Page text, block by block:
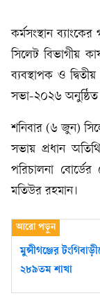
কর্মসংস্থান
সিলেট বিভাগীয়
ব্যবস্থাপক ও
সভা-২০২৬ অনুষ্ঠিত
শনিবার (৬ জুন)
সভায় প্রধান
পরিচালনা
মতিউর রহমান।
মুন্সীগঞ্জের
২৮৯তম শাখা